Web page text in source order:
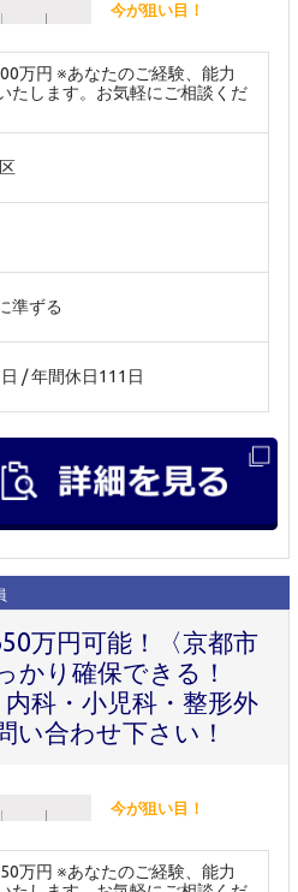
今が狙い目！
万円 ※あなたのご経験、能力
たします。お気軽にご相談くだ
準ずる
/ 年間休日111日
万円可能！〈京都市
かり確保できる！
内科・小児科・整形外
い合わせ下さい！
今が狙い目！
万円 ※あなたのご経験、能力